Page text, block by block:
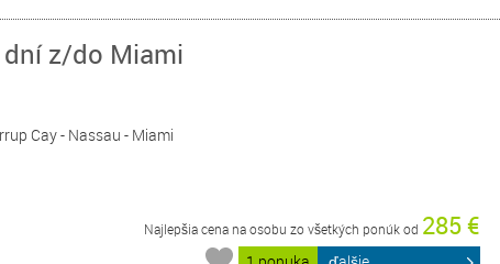
z/do Miami
Cay - Nassau - Miami
Najlepšia cena na osobu zo všetkých ponúk od 285 €